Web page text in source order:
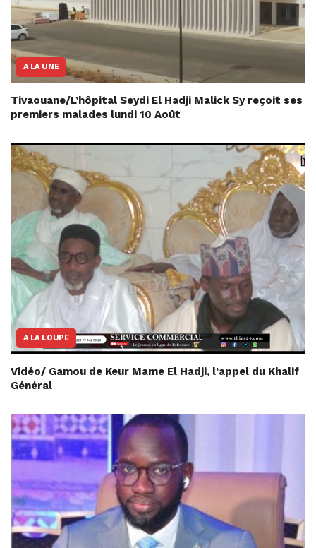
A LA UNE
Tivaouane/L’hôpital Seydi El Hadji Malick Sy reçoit ses
premiers malades lundi 10 Août
A LA LOUPE
Vidéo/ Gamou de Keur Mame El Hadji, l’appel du Khalif
Général